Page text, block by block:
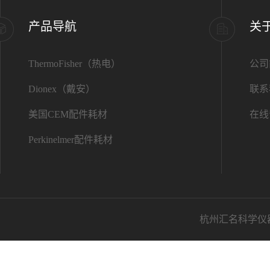
产品导航
ThermoFisher（热电）
Dionex（戴安）
美国CEM配件耗材
Perkinelmer配件耗材
关
公
联
在
杭州汇名科学仪